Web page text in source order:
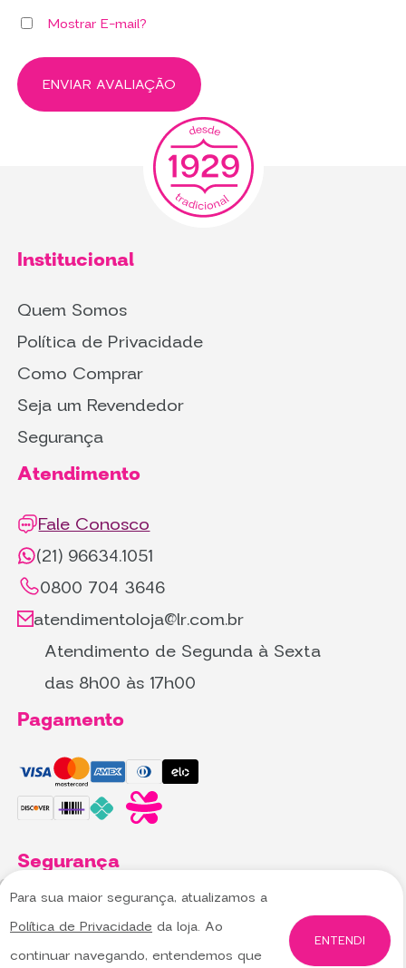
Utilizamos cookies para oferecer melhor
experiência, melhorar o desempenho, analisar
como você interage em nosso site e
Utilizamos cookies para oferecer melhor
experiência, melhorar o desempenho, analisar
como você interage em nosso site e
Para sua maior segurança, atualizamos a
Política de Privacidadeda loja. Ao
continuar navegando, entendemos que
ENTENDI
Mostrar E-mail?
ENVIAR AVALIAÇÃO
Institucional
Quem Somos
Política de Privacidade
Como Comprar
Seja um Revendedor
Segurança
Atendimento
Fale Conosco
(21) 96634.1051
0800 704 3646
atendimentoloja@lr.com.br
Atendimento de Segunda à Sexta
das 8h00 às 17h00
Pagamento
Segurança